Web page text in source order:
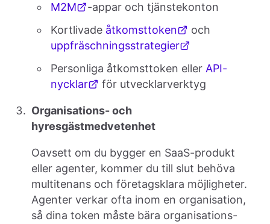
M2M
-appar och tjänstekonton
Kortlivade åtkomsttoken
och
uppfräschningsstrategier
Personliga åtkomsttoken eller API-
nycklar
för utvecklarverktyg
Organisations- och
hyresgästmedvetenhet
Oavsett om du bygger en SaaS-produkt
eller agenter, kommer du till slut behöva
multitenans och företagsklara möjligheter.
Agenter verkar ofta inom en organisation,
så dina token måste bära organisations-